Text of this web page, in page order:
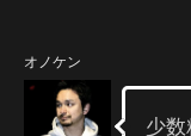
オノケン
少